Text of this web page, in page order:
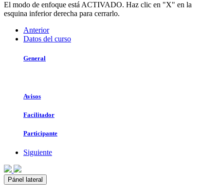
El modo de enfoque está ACTIVADO. Haz clic en "X" en la
esquina inferior derecha para cerrarlo.
Anterior
Datos del curso
General
Avisos
Facilitador
Participante
Siguiente
Pánel lateral